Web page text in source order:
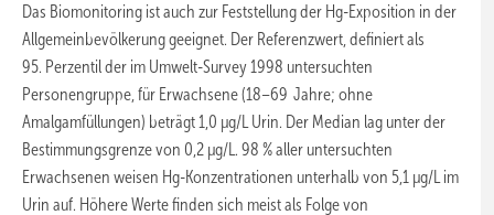
Das Biomonitoring ist auch zur Feststellung der Hg-Exposition in der
Allgemeinbevölkerung geeignet. Der Referenzwert, definiert als
95. Perzentil der im Umwelt-Survey 1998 untersuchten
Personengruppe, für Erwachsene (18–69 Jahre; ohne
Amalgamfüllungen) beträgt 1,0 µg/L Urin. Der Median lag unter der
Bestimmungsgrenze von 0,2 µg/L. 98 % aller untersuchten
Erwachsenen weisen Hg-Konzentrationen unterhalb von 5,1 µg/L im
Urin auf. Höhere Werte finden sich meist als Folge von